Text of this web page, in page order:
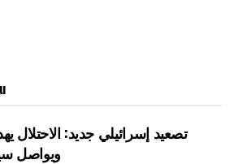
تصعيد إسرائيلي جديد: الاحتلال
ويواصل